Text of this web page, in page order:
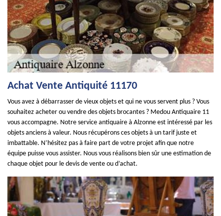
Achat Vente Antiquité 11170
Vous avez à débarrasser de vieux objets et qui ne vous servent plus ? Vous
souhaitez acheter ou vendre des objets brocantes ? Medou Antiquaire 11
vous accompagne. Notre service antiquaire à Alzonne est intéressé par les
objets anciens à valeur. Nous récupérons ces objets à un tarif juste et
imbattable. N’hésitez pas à faire part de votre projet afin que notre
équipe puisse vous assister. Nous vous réalisons bien sûr une estimation de
chaque objet pour le devis de vente ou d’achat.